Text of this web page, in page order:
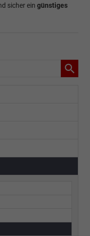
sicher ein günstiges